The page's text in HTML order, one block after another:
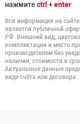
нажмите ctrl +enter
Вся информация на
является публичной
РФ. Внешний вид,
комплектация и место
производителем без
наличии, стоимости и
Актуальные данные
виде счёта или договора.